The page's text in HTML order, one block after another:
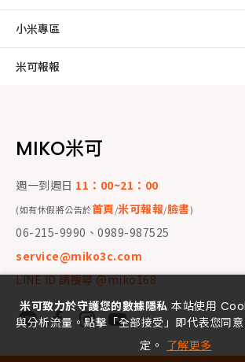
小米專區
米可報報
MIKO米可
週一到週日 11：00~21：00
(如有休假將公告於首頁/米可報報/臉書)
06-215-9990、0989-987525
service@miko3c.com
LINE ID 請搜尋 @miko168
米可致力於守護您的數據隱私 本站使用
與分析流量。點擊「全部接受」即代表您同
定。 了解更多